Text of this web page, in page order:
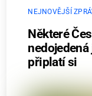
NEJNOVĚJŠÍ
Některé
připlatí si